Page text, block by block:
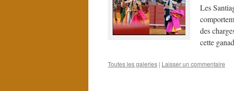
Les
des
cette
Toutes les galeries | Laisser un commentaire